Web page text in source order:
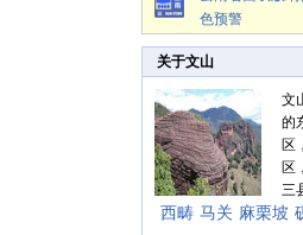
色预警
关于文山
文
的
区
区
三
西畴 马关 麻栗坡